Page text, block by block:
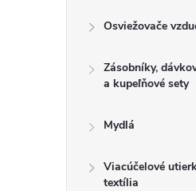
Osviežovače
Zásobníky,
a kupeľňové sety
Mydlá
Viacúčelové
textília